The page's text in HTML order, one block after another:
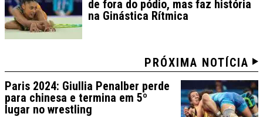
de fora do pódio, mas faz história
na Ginástica Rítmica
PRÓXIMA NOTÍCIA
Paris 2024: Giullia Penalber perde
para chinesa e termina em 5º
lugar no wrestling